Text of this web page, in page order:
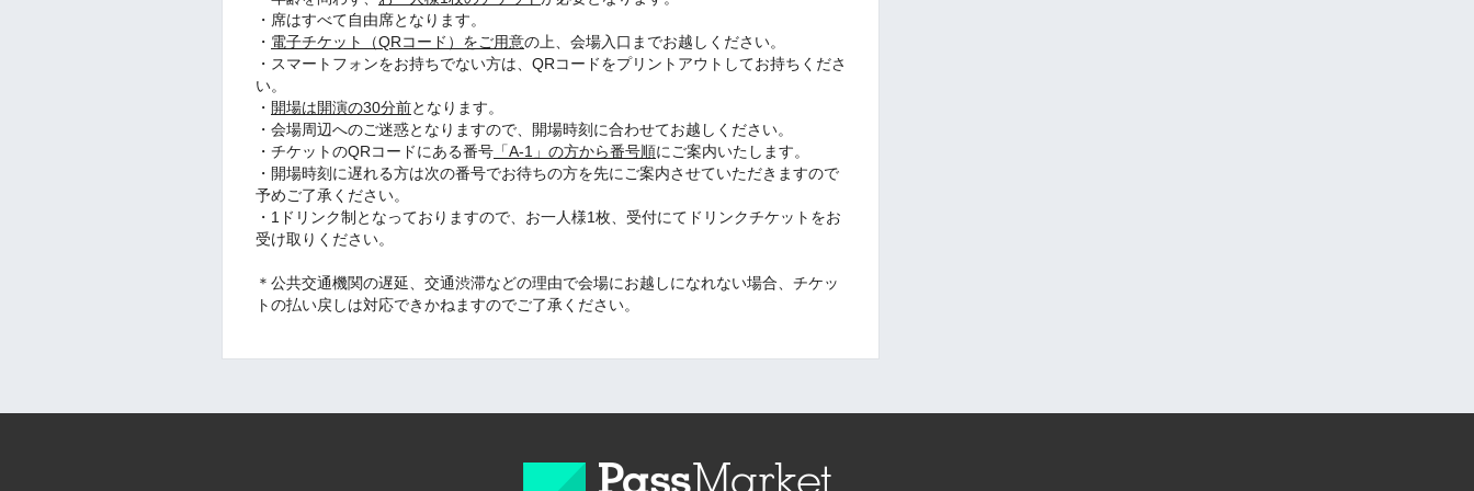
・席はすべて自由席となります。
・ 電子チケット（QRコード）をご用意の上、会場入口までお越しください。
・スマートフォンをお持ちでない方は、QRコードをプリントアウトしてお持ちくださ
い。
・ 開場は開演の30分前となります。
・会場周辺へのご迷惑となりますので、開場時刻に合わせてお越しください。
・チケットのQRコードにある番号 「A-1」の方から番号順にご案内いたします。
・開場時刻に遅れる方は次の番号でお待ちの方を先にご案内させていただきますので
予めご了承ください。
・1ドリンク制となっておりますので、お一人様1枚、受付にてドリンクチケットをお
受け取りください。
＊公共交通機関の遅延、交通渋滞などの理由で会場にお越しになれない場合、チケッ
トの払い戻しは対応できかねますのでご了承ください。